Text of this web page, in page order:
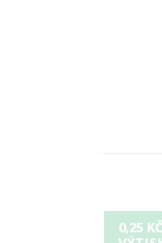
0,25 KČ